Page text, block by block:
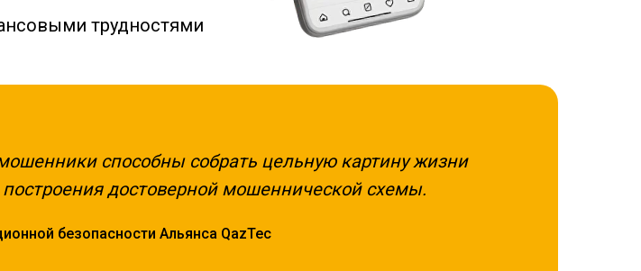
трудностями
способны собрать цельную картину жизни
достоверной мошеннической схемы.
безопасности Альянса QazTec